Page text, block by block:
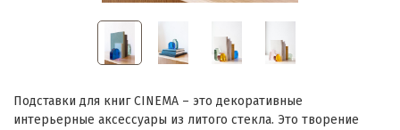
Подставки для книг CINEMA – это декоративные
интерьерные аксессуары из литого стекла. Это творение